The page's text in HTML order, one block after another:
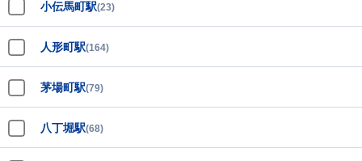
小伝馬町駅(23)
人形町駅(164)
茅場町駅(79)
八丁堀駅(68)